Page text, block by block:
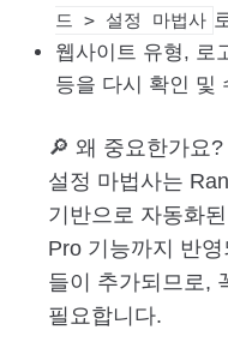
드 > 설정 마법사
웹사이트 유형, 로
등을 다시 확인 및
🔎 왜 중요한가요?
설정 마법사는
기반으로 자동화
Pro 기능까지 반
들이 추가되므로,
필요합니다.